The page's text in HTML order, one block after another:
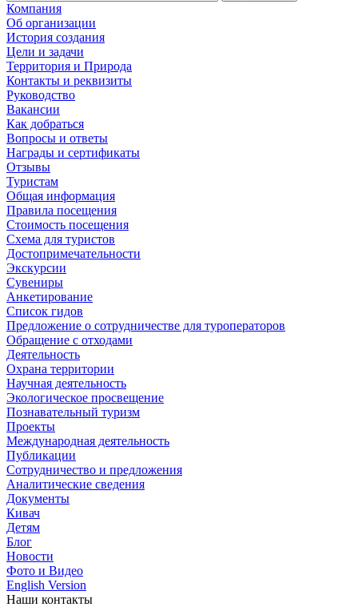
Компания
Об организации
История создания
Цели и задачи
Территория и Природа
Контакты и реквизиты
Руководство
Вакансии
Как добраться
Вопросы и ответы
Награды и сертификаты
Отзывы
Туристам
Общая информация
Правила посещения
Стоимость посещения
Схема для туристов
Достопримечательности
Экскурсии
Сувениры
Анкетирование
Список гидов
Предложение о сотрудничестве для туроператоров
Обращение с отходами
Деятельность
Охрана территории
Научная деятельность
Экологическое просвещение
Познавательный туризм
Проекты
Международная деятельность
Публикации
Сотрудничество и предложения
Аналитические сведения
Документы
Кивач
Детям
Блог
Новости
Фото и Видео
English Version
Наши контакты